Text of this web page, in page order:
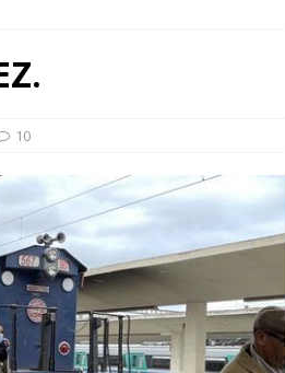
o cambiamos nosotros?
avioneta de la playa
Baréin
BARÉIN
de Malabo GUINEA ECUATORIAL
10